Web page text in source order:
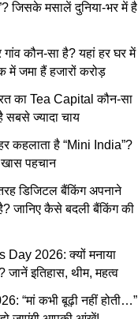
जिसके मसालें दुनिया-भर में है
कौन-सा है? यहां हर घर में
में जमा हैं हजारों करोड़
का Tea Capital कौन-सा
सबसे ज्यादा चाय
कहलाता है “Mini India”?
खास पहचान
डिजिटल बैंकिंग अपनाने
जानिए कैसे बदली बैंकिंग की
2026: क्यों मनाया
जानें इतिहास, थीम, महत्व
“मां कभी बूढ़ी नहीं होती…”